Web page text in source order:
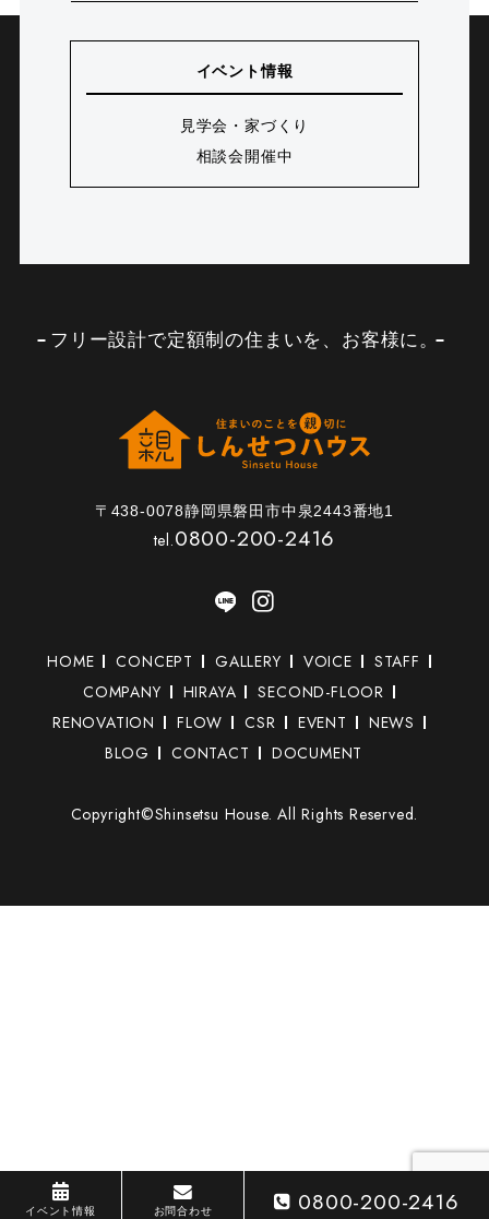
イベント情報
見学会・家づくり
相談会開催中
フリー設計で定額制の住まいを、お客様に。
〒438-0078静岡県磐田市中泉2443番地1
tel.0800-200-2416
HOME CONCEPT GALLERY VOICE
STAFF
COMPANY
HIRAYA
SECOND-FLOOR
RENOVATION
FLOW CSR EVENT
NEWS
BLOG
CONTACT DOCUMENT
Copyright©Shinsetsu House. All Rights Reserved.
イベント情報 お問合わせ 0800-200-2416